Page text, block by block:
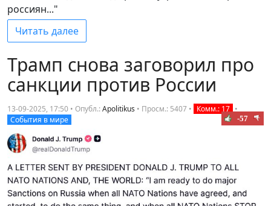
россиян..."
Читать далее
Трамп снова заговорил про
санкции против России
13-09-2025, 17:50 • Опубл.:Apolitikus • Просм.: 5407 • Комм.: 17 •
События в мире
-57